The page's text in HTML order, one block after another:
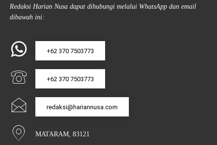
Redaksi Harian Nusa dapat dihubungi melalui WhatsApp dan email
dibawah ini:
+62 370 7503773
+62 370 7503773
redaksi@hariannusa.com
MATARAM, 83121